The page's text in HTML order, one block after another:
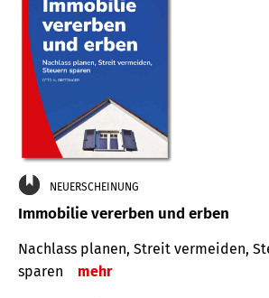
NEUERSCHEINUNG
Immobilie vererben und erben
Nachlass planen, Streit vermeiden,
sparen
mehr